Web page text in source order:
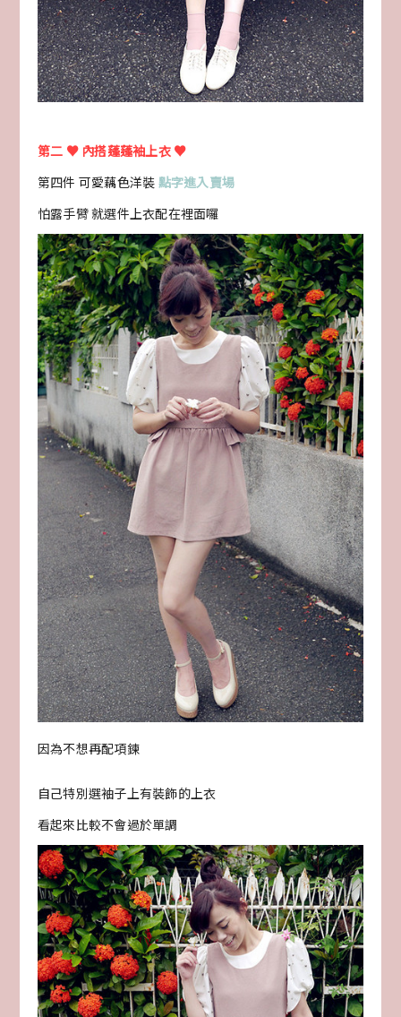
第二 ♥ 內搭蓬蓬袖上衣 ♥
第四件 可愛藕色洋裝 點字進入賣場
怕露手臂 就選件上衣配在裡面囉
因為不想再配項鍊
自己特別選袖子上有裝飾的上衣
看起來比較不會過於單調